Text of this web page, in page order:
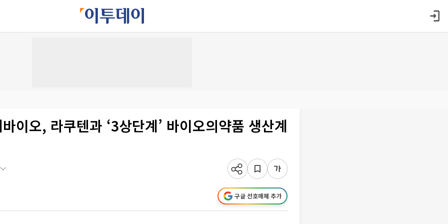
이오, 라쿠텐과 ‘3상단계’ 바이오의약품 생산계
구글 선호매체 추가